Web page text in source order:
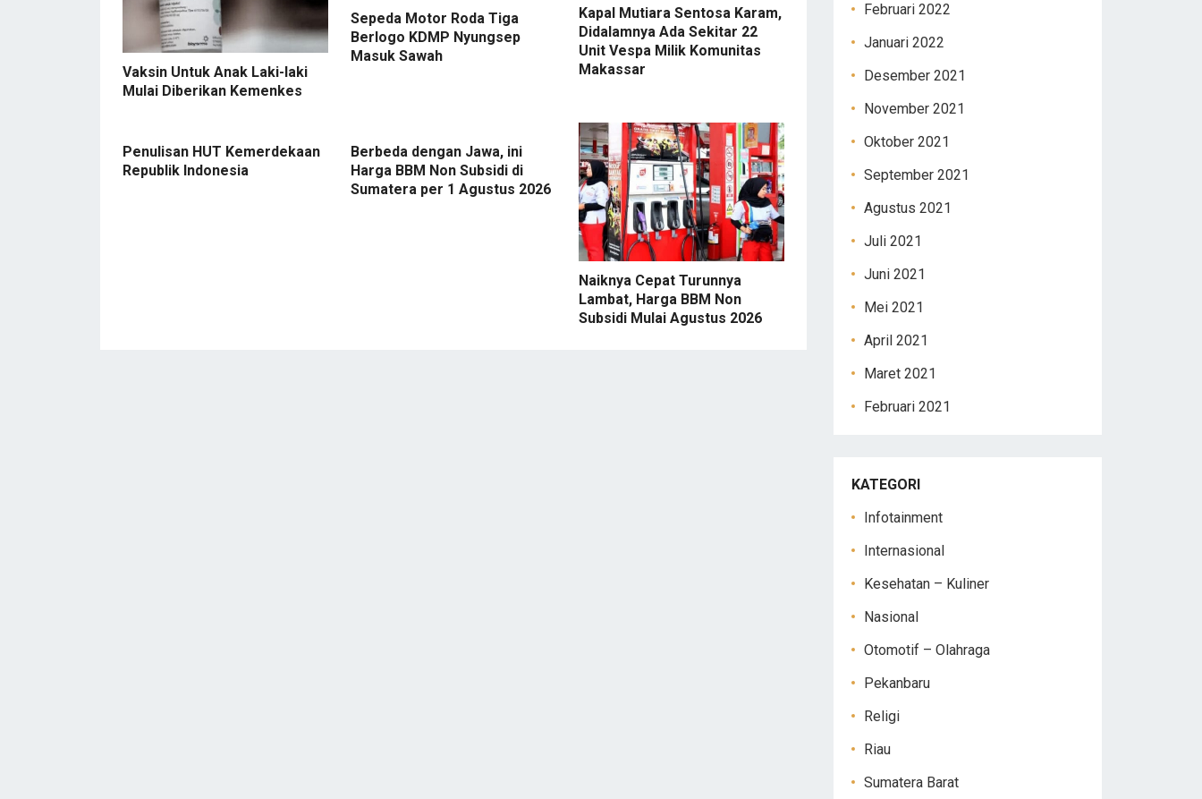
Vaksin Untuk Anak Laki-laki
Mulai Diberikan Kemenkes
Sepeda Motor Roda Tiga
Berlogo KDMP Nyungsep
Masuk Sawah
Kapal Mutiara Sentosa Karam,
Didalamnya Ada Sekitar 22
Unit Vespa Milik Komunitas
Makassar
Penulisan HUT Kemerdekaan
Republik Indonesia
Berbeda dengan Jawa, ini
Harga BBM Non Subsidi di
Sumatera per 1 Agustus 2026
Naiknya Cepat Turunnya
Lambat, Harga BBM Non
Subsidi Mulai Agustus 2026
Februari 2022
Januari 2022
Desember 2021
November 2021
Oktober 2021
September 2021
Agustus 2021
Juli 2021
Juni 2021
Mei 2021
April 2021
Maret 2021
Februari 2021
KATEGORI
Infotainment
Internasional
Kesehatan – Kuliner
Nasional
Otomotif – Olahraga
Pekanbaru
Religi
Riau
Sumatera Barat